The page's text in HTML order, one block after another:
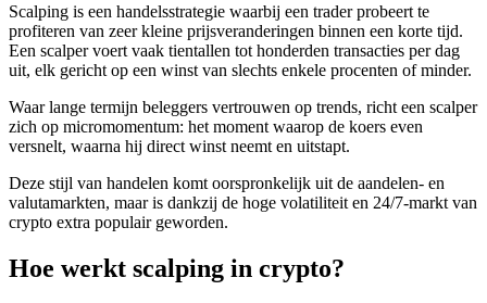
Scalping is een handelsstrategie waarbij een trader probeert te
profiteren van zeer kleine prijsveranderingen binnen een korte tijd.
Een scalper voert vaak tientallen tot honderden transacties per dag
uit, elk gericht op een winst van slechts enkele procenten of minder.
Waar lange termijn beleggers vertrouwen op trends, richt een scalper
zich op micromomentum: het moment waarop de koers even
versnelt, waarna hij direct winst neemt en uitstapt.
Deze stijl van handelen komt oorspronkelijk uit de aandelen- en
valutamarkten, maar is dankzij de hoge volatiliteit en 24/7-markt van
crypto extra populair geworden.
Hoe werkt scalping in crypto?